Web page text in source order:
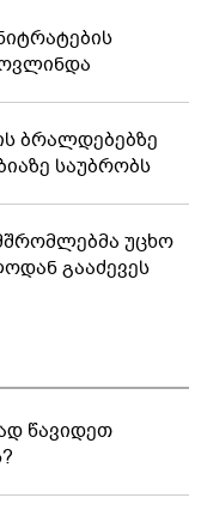
ბრალდებებზე
საუბრობს
უცხო
გააძევეს
წავიდეთ